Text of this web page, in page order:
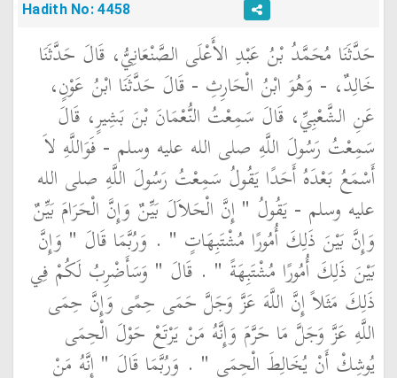
Hadith No: 4458
حَدَّثَنَا مُحَمَّدُ بْنُ عَبْدِ الأَعْلَى الصَّنْعَانِيُّ، قَالَ حَدَّثَنَا
خَالِدٌ، - وَهُوَ ابْنُ الْحَارِثِ - قَالَ حَدَّثَنَا ابْنُ عَوْنٍ،
عَنِ الشَّعْبِيِّ، قَالَ سَمِعْتُ النُّعْمَانَ بْنَ بَشِيرٍ، قَالَ
سَمِعْتُ رَسُولَ اللَّهِ صلى الله عليه وسلم - فَوَاللَّهِ لاَ
أَسْمَعُ بَعْدَهُ أَحَدًا يَقُولُ سَمِعْتُ رَسُولَ اللَّهِ صلى الله
عليه وسلم - يَقُولُ ‏"‏ إِنَّ الْحَلاَلَ بَيِّنٌ وَإِنَّ الْحَرَامَ بَيِّنٌ
وَإِنَّ بَيْنَ ذَلِكَ أُمُورًا مُشْتَبِهَاتٍ ‏"‏ ‏.‏ وَرُبَّمَا قَالَ ‏"‏ وَإِنَّ
بَيْنَ ذَلِكَ أُمُورًا مُشْتَبِهَةً ‏"‏ ‏.‏ قَالَ ‏"‏ وَسَأَضْرِبُ لَكُمْ فِي
ذَلِكَ مَثَلاً إِنَّ اللَّهَ عَزَّ وَجَلَّ حَمَى حِمًى وَإِنَّ حِمَى
اللَّهِ عَزَّ وَجَلَّ مَا حَرَّمَ وَإِنَّهُ مَنْ يَرْتَعْ حَوْلَ الْحِمَى
يُوشِكْ أَنْ يُخَالِطَ الْحِمَى ‏"‏ ‏.‏ وَرُبَّمَا قَالَ ‏"‏ إِنَّهُ مَنْ